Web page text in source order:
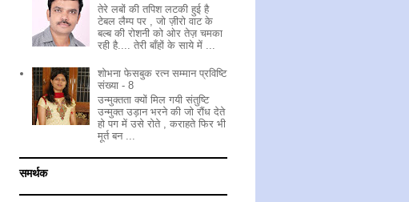
तेरे लबों की तपिश लटकी हुई है
टेबल लैम्प पर , जो ज़ीरो वाट के
बल्ब की रोशनी को ओर तेज़ चमका
रही है.... तेरी बाँहों के साये में ...
शोभना फेसबुक रत्न सम्मान प्रविष्टि
संख्या - 8
उन्मुक्तता क्यों मिल गयी संतुष्टि
उन्मुक्त उड़ान भरने की जो रौंध देते
हो पग में उसे रोते , कराहते फिर भी
मूर्त बन ...
समर्थक